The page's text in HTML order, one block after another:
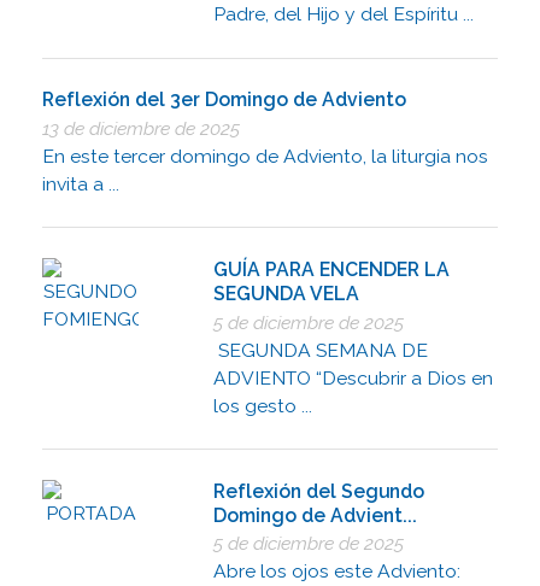
Padre, del Hijo y del Espíritu ...
Reflexión del 3er Domingo de Adviento
13 de diciembre de 2025
En este tercer domingo de Adviento, la liturgia nos
invita a ...
GUÍA PARA ENCENDER LA
SEGUNDA VELA
5 de diciembre de 2025
SEGUNDA SEMANA DE
ADVIENTO “Descubrir a Dios en
los gesto ...
Reflexión del Segundo
Domingo de Advient...
5 de diciembre de 2025
Abre los ojos este Adviento: